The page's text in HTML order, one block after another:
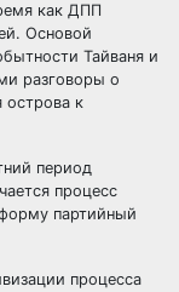
как ДПП
Основой
Тайваня и
разговоры о
острова к
период
процесс
партийный
процесса